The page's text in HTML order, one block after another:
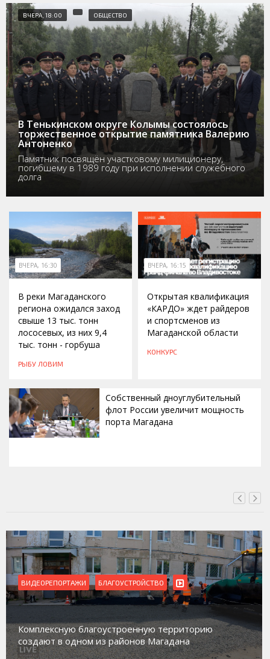
ВЧЕРА, 18:00 ОБЩЕСТВО
В Тенькинском округе Колымы состоялось
торжественное открытие памятника Валерию
Антоненко
Памятник посвящён участковому милиционеру,
погибшему в 1989 году при исполнении служебного
долга
ВЧЕРА, 16:30
В реки Магаданского
региона ожидался заход
свыше 13 тыс. тонн
лососевых, из них 9,4
тыс. тонн - горбуша
РЫБУ ЛОВИМ
ВЧЕРА, 16:15
Открытая квалификация
«КАРДО» ждет райдеров
и спортсменов из
Магаданской области
КОНКУРС
Собственный дноуглубительный
флот России увеличит мощность
порта Магадана
ВИДЕОРЕПОРТАЖИ БЛАГОУСТРОЙСТВО
Комплексную благоустроенную территорию
создают в одном из районов Магадана